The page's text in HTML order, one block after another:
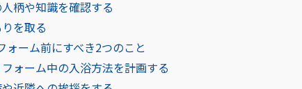
柄や知識を確認する
を取る
ォーム前にすべき2つのこと
ォーム中の入浴方法を計画する